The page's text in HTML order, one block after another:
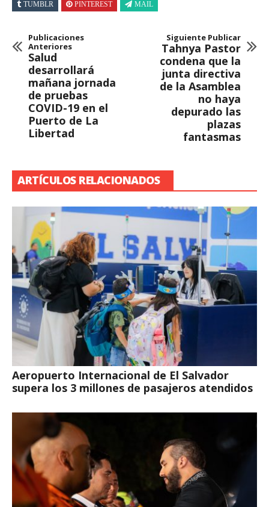
TUMBLR PINTEREST MAIL
Publicaciones
Anteriores
Salud
desarrollará
mañana jornada
de pruebas
COVID-19 en el
Puerto de La
Libertad
Siguiente Publicar
Tahnya Pastor
condena que la
junta directiva
de la Asamblea
no haya
depurado las
plazas
fantasmas
ARTÍCULOS RELACIONADOS
Aeropuerto Internacional de El Salvador
supera los 3 millones de pasajeros atendidos